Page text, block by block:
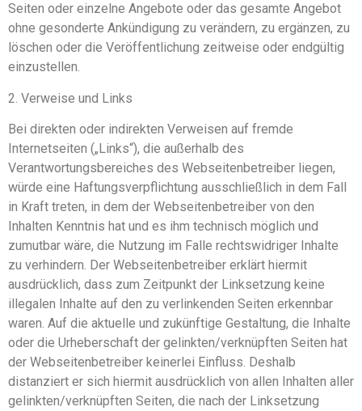
Seiten oder einzelne Angebote oder das gesamte Angebot
ohne gesonderte Ankündigung zu verändern, zu ergänzen, zu
löschen oder die Veröffentlichung zeitweise oder endgültig
einzustellen.
2. Verweise und Links
Bei direkten oder indirekten Verweisen auf fremde
Internetseiten („Links“), die außerhalb des
Verantwortungsbereiches des Webseitenbetreiber liegen,
würde eine Haftungsverpflichtung ausschließlich in dem Fall
in Kraft treten, in dem der Webseitenbetreiber von den
Inhalten Kenntnis hat und es ihm technisch möglich und
zumutbar wäre, die Nutzung im Falle rechtswidriger Inhalte
zu verhindern. Der Webseitenbetreiber erklärt hiermit
ausdrücklich, dass zum Zeitpunkt der Linksetzung keine
illegalen Inhalte auf den zu verlinkenden Seiten erkennbar
waren. Auf die aktuelle und zukünftige Gestaltung, die Inhalte
oder die Urheberschaft der gelinkten/verknüpften Seiten hat
der Webseitenbetreiber keinerlei Einfluss. Deshalb
distanziert er sich hiermit ausdrücklich von allen Inhalten aller
gelinkten/verknüpften Seiten, die nach der Linksetzung